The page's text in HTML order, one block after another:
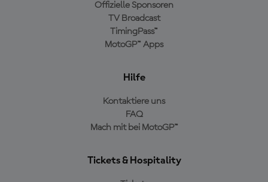
Offizielle Sponsoren
TV Broadcast
TimingPass™
MotoGP™ Apps
Hilfe
Kontaktiere uns
FAQ
Mach mit bei MotoGP™
Tickets & Hospitality